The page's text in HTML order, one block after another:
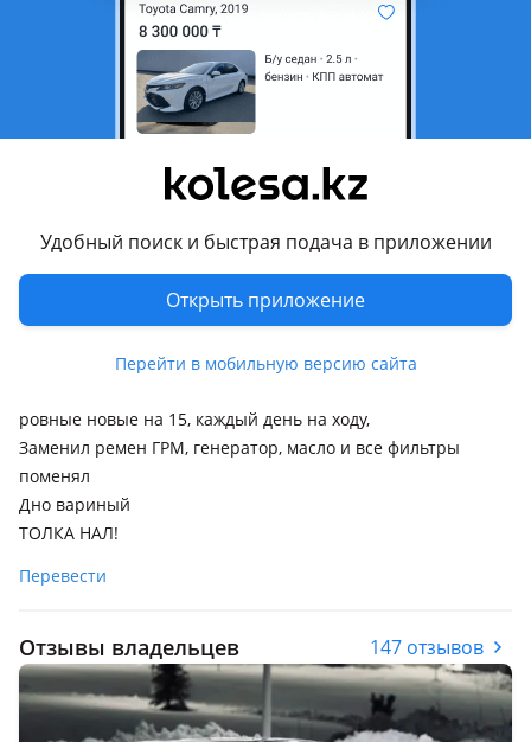
Удобный поиск и быстрая подача в приложении
Открыть приложение
Перейти в мобильную версию сайта
1997 - 2012 1 поколение
Седан
Объем двигателя, л
Коробка передач
Передний привод
Растаможен в Казахстане
Да
Комментарий продавца
Продам ваз 2115 2007г масло не берет вообще, сел поехал
ровные новые на 15, каждый день на ходу,
Заменил ремен ГРМ, генератор, масло и все фильтры
поменял
Дно вариный
ТОЛКА НАЛ!
Перевести
Отзывы владельцев 147 отзывов